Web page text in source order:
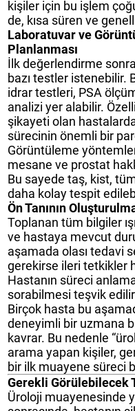
kişiler için bu işlem
de, kısa süren ve
Laboratuvar ve
Planlanması
İlk değerlendirme
bazı testler istenebilir.
idrar testleri, PSA
analizi yer alabilir.
şikayeti olan
sürecinin önemli bir
Görüntüleme
mesane ve prostat
Bu sayede taş, kist,
daha kolay tespit
Ön Tanının
Toplanan tüm bilgiler
ve hastaya mevcut
aşamada olası tedavi
gerekirse ileri tetkikler
Hastanın süreci
sorabilmesi teşvik
Birçok hasta bu
deneyimli bir uzmana
kavrar. Bu nedenle
arama yapan kişiler,
bir ilk muayene süreci
Gerekli Görülebilecek
Üroloji muayenesinde